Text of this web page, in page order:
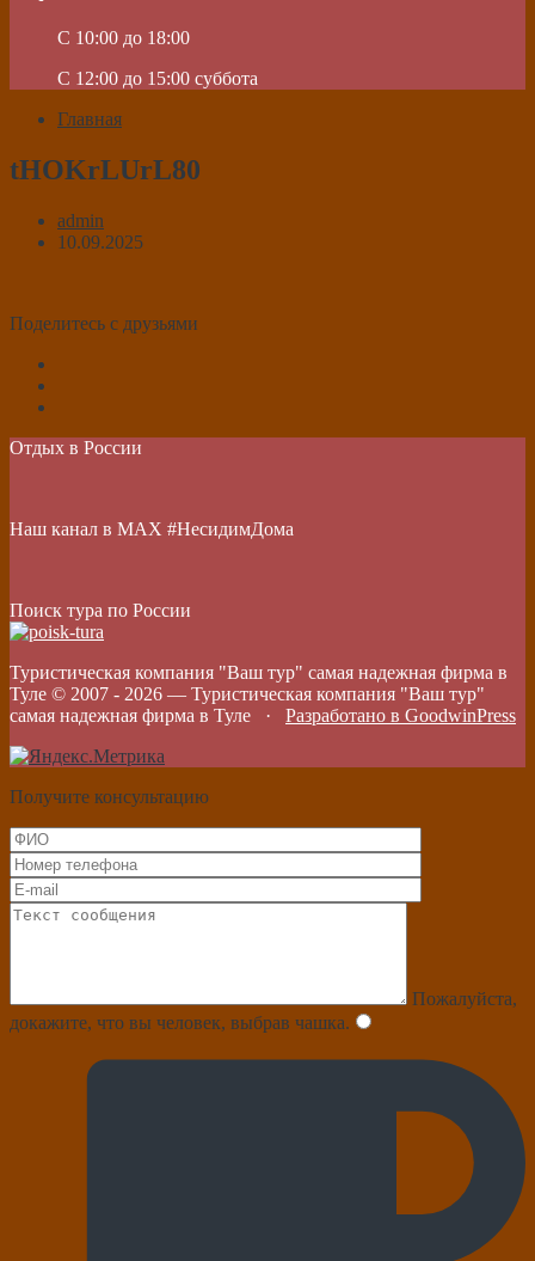
C 10:00 до 18:00
C 12:00 до 15:00 суббота
Главная
tHOKrLUrL80
admin
10.09.2025
Поделитесь с друзьями
Отдых в России
Наш канал в МАХ #НесидимДома
Поиск тура по России
Туристическая компания "Ваш тур" самая надежная фирма в
Туле © 2007 - 2026 — Туристическая компания "Ваш тур"
самая надежная фирма в Туле · Разработано в GoodwinPress
Получите консультацию
Пожалуйста,
докажите, что вы человек, выбрав чашка.